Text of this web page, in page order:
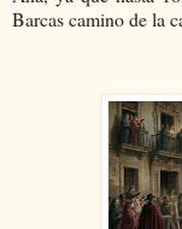
Barcas camino de la